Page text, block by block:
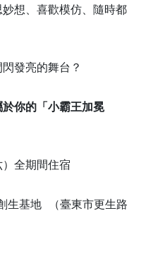
想、喜歡模仿、隨時都
發亮的舞台？
你的「小霸王加冕
全期間住宿
基地 （臺東市更生路